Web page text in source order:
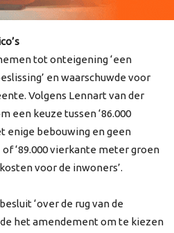
tot onteigening ‘een
en waarschuwde voor
Volgens Lennart van der
een keuze tussen ‘86.000
enige bebouwing en geen
‘89.000 vierkante meter groen
voor de inwoners’.
‘over de rug van de
het amendement om te kiezen